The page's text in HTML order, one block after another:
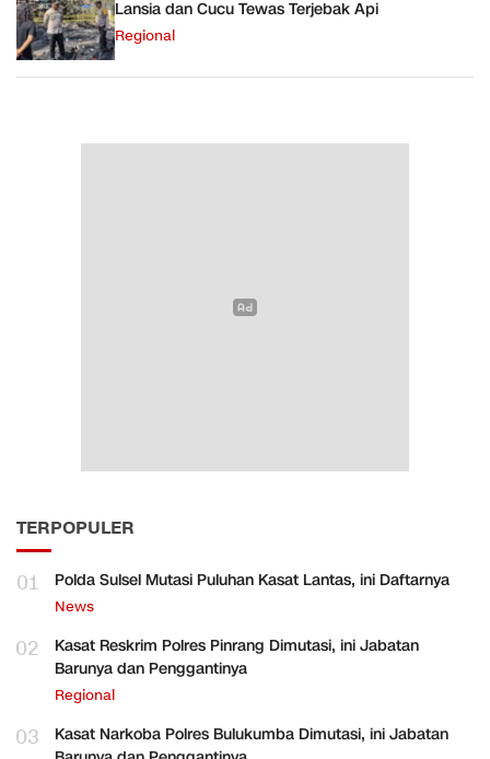
Lansia dan Cucu Tewas Terjebak Api
Regional
TERPOPULER
01 Polda Sulsel Mutasi Puluhan Kasat Lantas, ini Daftarnya
News
02
Kasat Reskrim Polres Pinrang Dimutasi, ini Jabatan
Barunya dan Penggantinya
Regional
03
Kasat Narkoba Polres Bulukumba Dimutasi, ini Jabatan